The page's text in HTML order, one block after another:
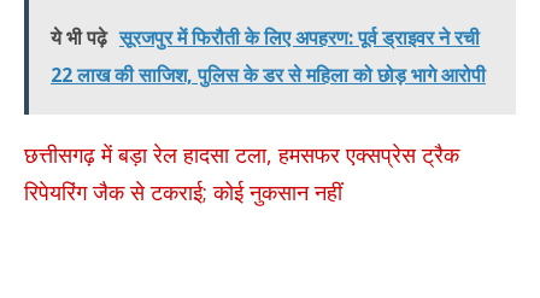
ये भी पढ़े सूरजपुर में फिरौती के लिए अपहरण: पूर्व ड्राइवर ने रची
22 लाख की साजिश, पुलिस के डर से महिला को छोड़ भागे आरोपी
छत्तीसगढ़ में बड़ा रेल हादसा टला, हमसफर एक्सप्रेस ट्रैक
रिपेयरिंग जैक से टकराई; कोई नुकसान नहीं